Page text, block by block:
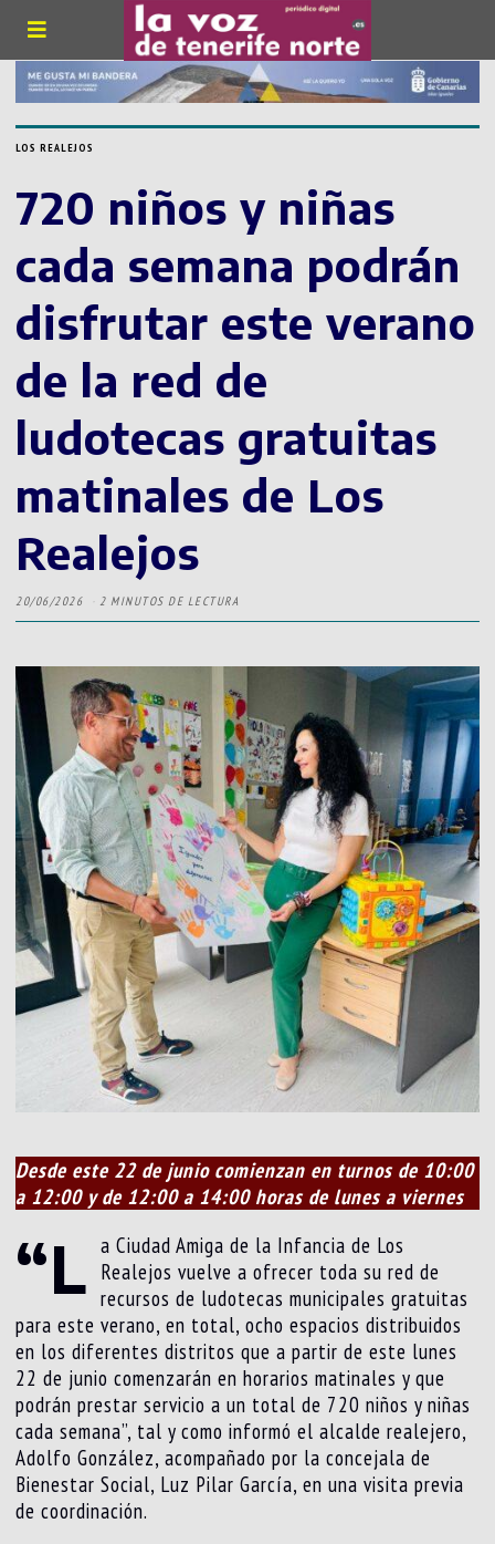
LOS REALEJOS
720 niños y niñas
cada semana podrán
disfrutar este verano
de la red de
ludotecas gratuitas
matinales de Los
Realejos
20/06/2026 2 MINUTOS DE LECTURA
Desde este 22 de junio comienzan en turnos de 10:00
a 12:00 y de 12:00 a 14:00 horas de lunes a viernes
“L a Ciudad Amiga de la Infancia de Los
Realejos vuelve a ofrecer toda su red de
recursos de ludotecas municipales gratuitas
para este verano, en total, ocho espacios distribuidos
en los diferentes distritos que a partir de este lunes
22 de junio comenzarán en horarios matinales y que
podrán prestar servicio a un total de 720 niños y niñas
cada semana”, tal y como informó el alcalde realejero,
Adolfo González, acompañado por la concejala de
Bienestar Social, Luz Pilar García, en una visita previa
de coordinación.